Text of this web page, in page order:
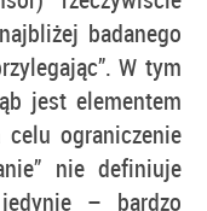
badanego
W tym
jest elementem
ograniczenie
nie definiuje
– bardzo